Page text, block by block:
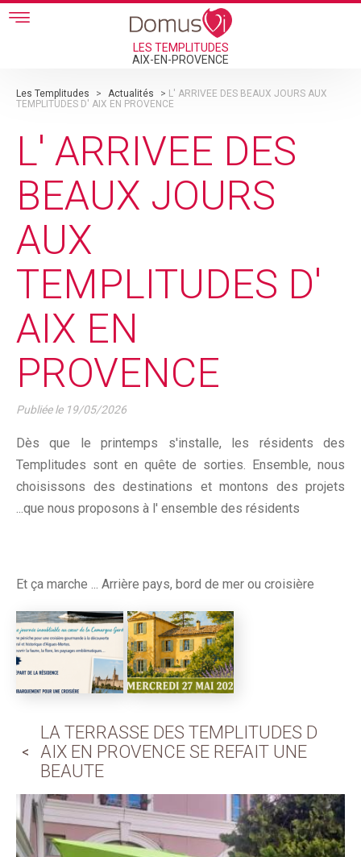
Skip to main content
LES TEMPLITUDES
AIX-EN-PROVENCE
Les Templitudes > Actualités > L' ARRIVEE DES BEAUX JOURS AUX
TEMPLITUDES D' AIX EN PROVENCE
L' ARRIVEE DES
BEAUX JOURS
AUX
TEMPLITUDES D'
AIX EN
PROVENCE
Publiée le 19/05/2026
Dès que le printemps s'installe, les résidents des
Templitudes sont en quête de sorties. Ensemble, nous
choisissons des destinations et montons des projets
...que nous proposons à l' ensemble des résidents
Et ça marche ... Arrière pays, bord de mer ou croisière
LA TERRASSE DES TEMPLITUDES D
AIX EN PROVENCE SE REFAIT UNE
BEAUTE